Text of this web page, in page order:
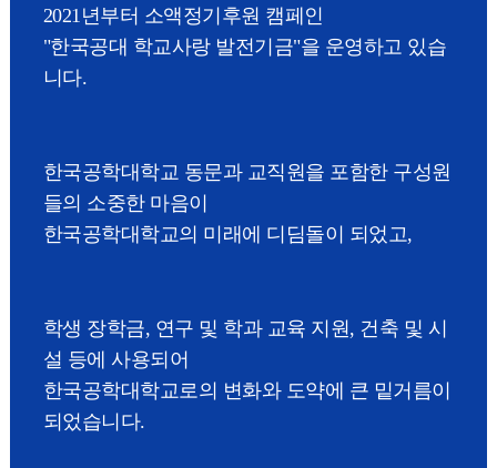
2021년부터 소액정기후원 캠페인
"한국공대 학교사랑 발전기금"을 운영하고 있습
니다.
한국공학대학교 동문과 교직원을 포함한 구성원
들의 소중한 마음이
한국공학대학교의 미래에 디딤돌이 되었고,
학생 장학금, 연구 및 학과 교육 지원, 건축 및 시
설 등에 사용되어
한국공학대학교로의 변화와 도약에 큰 밑거름이
되었습니다.